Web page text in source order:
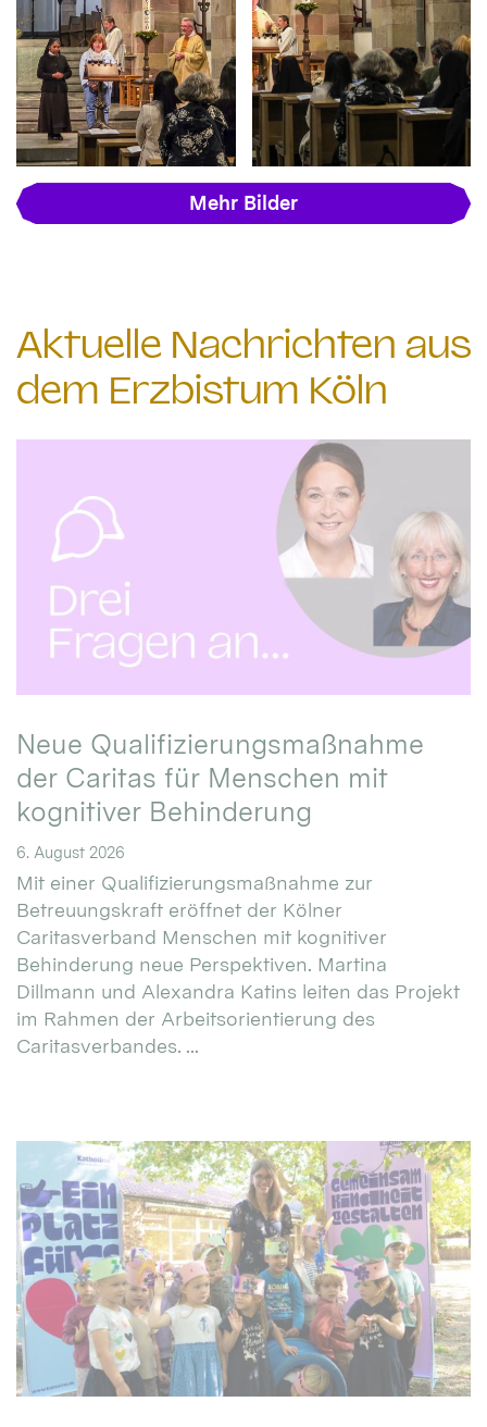
Mehr Bilder
Aktuelle Nachrichten aus
dem Erzbistum Köln
Neue Qualifizierungsmaßnahme
der Caritas für Menschen mit
kognitiver Behinderung
6. August 2026
Mit einer Qualifizierungsmaßnahme zur
Betreuungskraft eröffnet der Kölner
Caritasverband Menschen mit kognitiver
Behinderung neue Perspektiven. Martina
Dillmann und Alexandra Katins leiten das Projekt
im Rahmen der Arbeitsorientierung des
Caritasverbandes. ...